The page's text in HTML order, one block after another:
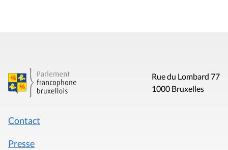
Rue du Lombard 77
1000 Bruxelles
Contact
Presse